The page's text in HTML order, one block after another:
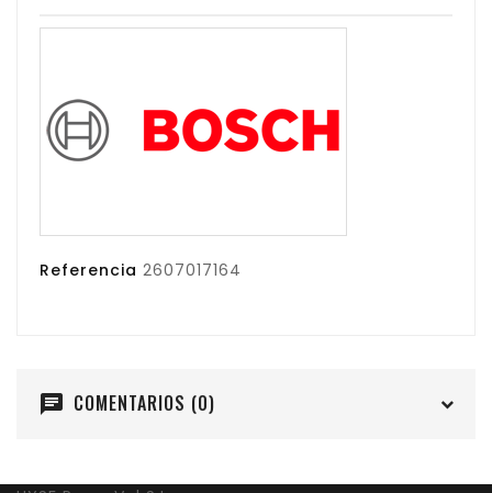
Referencia 2607017164
chat COMENTARIOS (0)